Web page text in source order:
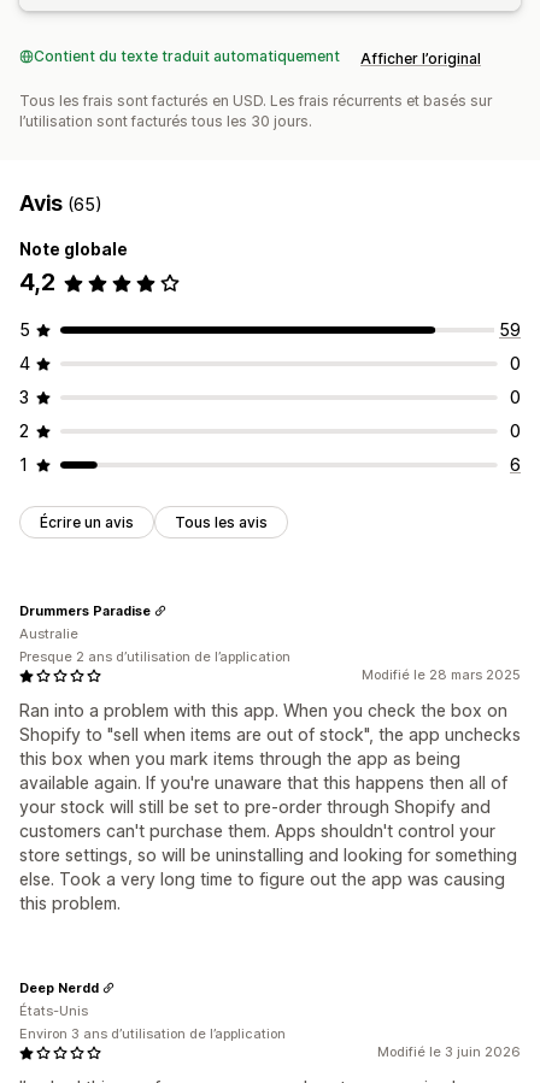
Contient du texte traduit automatiquement Afficher l’original
Tous les frais sont facturés en USD. Les frais récurrents et basés sur
l’utilisation sont facturés tous les 30 jours.
Avis (65)
Note globale
4,2
5
59
4
0
3
0
2
0
1
6
Écrire un avis Tous les avis
Modifié le 28 mars 2025
Ran into a problem with this app. When you check the box on
Shopify to "sell when items are out of stock", the app unchecks
this box when you mark items through the app as being
available again. If you're unaware that this happens then all of
your stock will still be set to pre-order through Shopify and
customers can't purchase them. Apps shouldn't control your
store settings, so will be uninstalling and looking for something
else. Took a very long time to figure out the app was causing
this problem.
Drummers Paradise
Australie
Presque 2 ans d’utilisation de l’application
Modifié le 3 juin 2026
Deep Nerdd
États-Unis
Environ 3 ans d’utilisation de l’application